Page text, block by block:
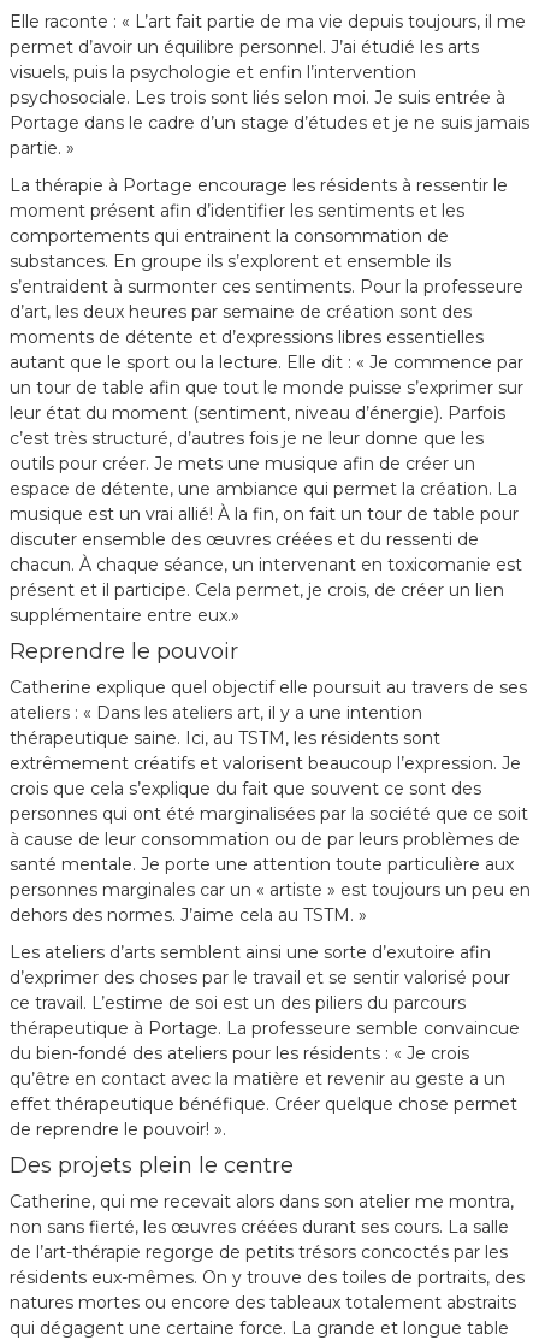
Elle raconte : « L’art fait partie de ma vie depuis toujours, il me
permet d’avoir un équilibre personnel. J’ai étudié les arts
visuels, puis la psychologie et enfin l’intervention
psychosociale. Les trois sont liés selon moi. Je suis entrée à
Portage dans le cadre d’un stage d’études et je ne suis jamais
partie. »
La thérapie à Portage encourage les résidents à ressentir le
moment présent afin d’identifier les sentiments et les
comportements qui entrainent la consommation de
substances. En groupe ils s’explorent et ensemble ils
s’entraident à surmonter ces sentiments. Pour la professeure
d’art, les deux heures par semaine de création sont des
moments de détente et d’expressions libres essentielles
autant que le sport ou la lecture. Elle dit : « Je commence par
un tour de table afin que tout le monde puisse s’exprimer sur
leur état du moment (sentiment, niveau d’énergie). Parfois
c’est très structuré, d’autres fois je ne leur donne que les
outils pour créer. Je mets une musique afin de créer un
espace de détente, une ambiance qui permet la création. La
musique est un vrai allié! À la fin, on fait un tour de table pour
discuter ensemble des œuvres créées et du ressenti de
chacun. À chaque séance, un intervenant en toxicomanie est
présent et il participe. Cela permet, je crois, de créer un lien
supplémentaire entre eux.»
Reprendre le pouvoir
Catherine explique quel objectif elle poursuit au travers de ses
ateliers : « Dans les ateliers art, il y a une intention
thérapeutique saine. Ici, au TSTM, les résidents sont
extrêmement créatifs et valorisent beaucoup l’expression. Je
crois que cela s’explique du fait que souvent ce sont des
personnes qui ont été marginalisées par la société que ce soit
à cause de leur consommation ou de par leurs problèmes de
santé mentale. Je porte une attention toute particulière aux
personnes marginales car un « artiste » est toujours un peu en
dehors des normes. J’aime cela au TSTM. »
Les ateliers d’arts semblent ainsi une sorte d’exutoire afin
d’exprimer des choses par le travail et se sentir valorisé pour
ce travail. L’estime de soi est un des piliers du parcours
thérapeutique à Portage. La professeure semble convaincue
du bien-fondé des ateliers pour les résidents : « Je crois
qu’être en contact avec la matière et revenir au geste a un
effet thérapeutique bénéfique. Créer quelque chose permet
de reprendre le pouvoir! ».
Des projets plein le centre
Catherine, qui me recevait alors dans son atelier me montra,
non sans fierté, les œuvres créées durant ses cours. La salle
de l’art-thérapie regorge de petits trésors concoctés par les
résidents eux-mêmes. On y trouve des toiles de portraits, des
natures mortes ou encore des tableaux totalement abstraits
qui dégagent une certaine force. La grande et longue table